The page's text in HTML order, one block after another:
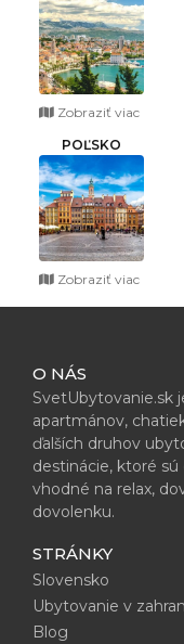
Zobraziť viac
POĽSKO
Zobraziť viac
O NÁS
SvetUbytovanie.sk
apartmánov,
ďalších druhov
destinácie, ktoré
vhodné na relax,
dovolenku.
STRÁNKY
Slovensko
Ubytovanie v
Blog